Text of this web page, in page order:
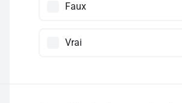
Faux
Vrai